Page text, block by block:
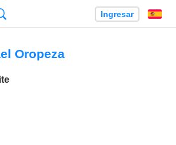
Ingresar
Oropeza